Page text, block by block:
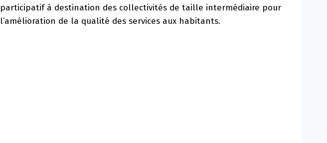
participatif à destination des collectivités de taille intermédiaire pour
l’amélioration de la qualité des services aux habitants.